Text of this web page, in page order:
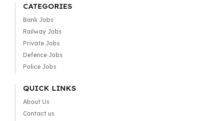
CATEGORIES
Bank Jobs
Railway Jobs
Private Jobs
Defence Jobs
Police Jobs
QUICK LINKS
About Us
Contact us